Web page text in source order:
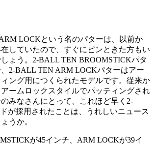
LOCKという名のパターは、以前か
していたので、すぐにピンときた方もい
ょう。2-BALL TEN BROOMSTICKパタ
2-BALL TEN ARM LOCKパターはアー
ング用につくられたモデルです。従来か
ームロックスタイルでパッティングされ
みなさんにとって、これほど早く2-
が採用されたことは、うれしいニュース
うか。
が45インチ、ARM LOCKが39イ